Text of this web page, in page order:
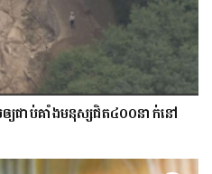
ឲ្យ​ជាប់​គាំង​​​មនុស្ស​ជិត​៤០០នាក់​នៅ